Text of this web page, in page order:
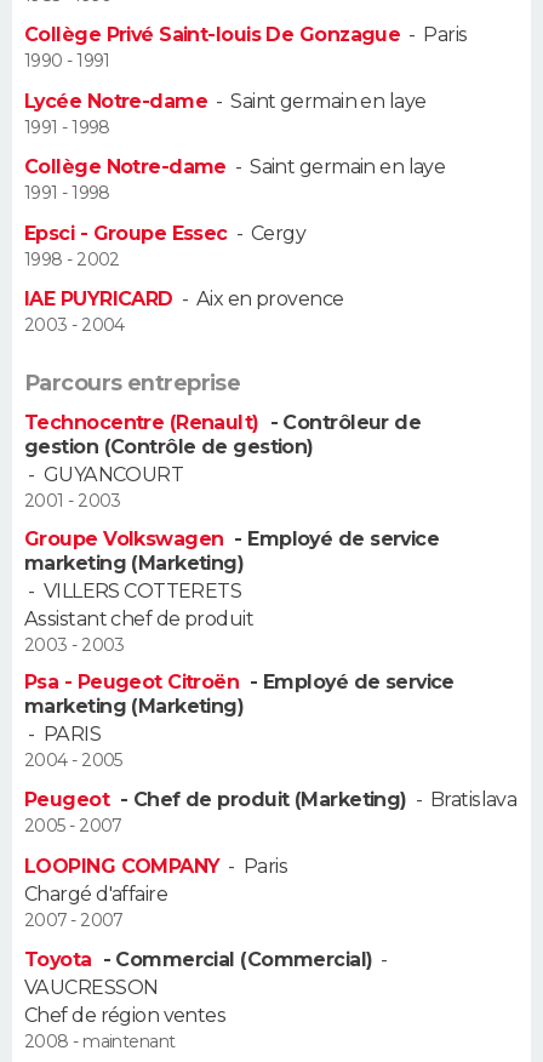
Alimentation
Guide de la santé
Maladies
Médicaments
Sommeil
VOYAGE
Destinations
City break
Voyage nature
Voyage de noces
Forum
Climat
+
PHOTO
GUIDES D'ACHAT
BONS PLANS
Carte de Noël
Carte Bonne année
Carte Saint-Valentin
Carte Pâques
Carte d'anniversaire
Dictionnaire
Biographies
Citations
Expressions
Proverbes
PROGRAMME TV
COPAINS D'AVANT
S'inscrire
Se connecter
Lycées
Collèges
Primaires
Universités
Entreprises
Service militaire
Avis de recherche
AVIS DE DÉCÈS
FORUM
Bricolage
Lifestyle
Culture
Sport
Auto
Television
Voyage
Cinema
Collège Privé Saint-louis De Gonzague - Paris
1990 - 1991
Lycée Notre-dame -Saint germain en laye
1991 - 1998
Collège Notre-dame -Saint germain en laye
1991 - 1998
Epsci - Groupe Essec-Cergy
1998 - 2002
IAE PUYRICARD - Aix en provence
2003 - 2004
Parcours entreprise
Technocentre (Renault) - Contrôleur de
gestion (Contrôle de gestion)
- GUYANCOURT
2001 - 2003
Groupe Volkswagen - Employé de service
marketing (Marketing)
- VILLERS COTTERETS
Assistant chef de produit
2003 - 2003
Psa - Peugeot Citroën - Employé de service
marketing (Marketing)
- PARIS
2004 - 2005
Peugeot - Chef de produit (Marketing) - Bratislava
2005 - 2007
LOOPING COMPANY- Paris
Chargé d'affaire
2007 - 2007
Toyota - Commercial (Commercial) -
VAUCRESSON
Chef de région ventes
2008 - maintenant